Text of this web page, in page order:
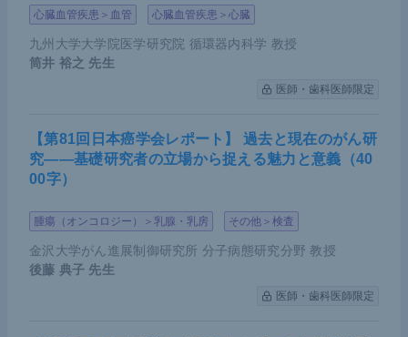
心臓血管疾患＞血管 心臓血管疾患＞心臓
九州大学大学院医学研究院 循環器内科学 教授
筒井 裕之 先生
医師・歯科医師限定
【第81回日本癌学会レポート】 過去と現在のがん研
究――基礎研究者の立場から捉える魅力と意義（40
00字）
腫瘍（オンコロジー）＞乳腺・乳房 その他＞検査
金沢大学がん進展制御研究所 分子病態研究分野 教授
後藤 典子 先生
医師・歯科医師限定